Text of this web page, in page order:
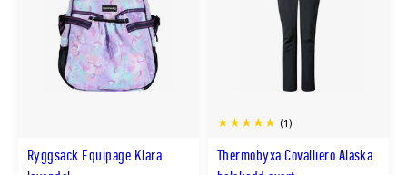
Ryggsäck Equipage Klara
Thermobyxa Covalliero Alaska
(1)